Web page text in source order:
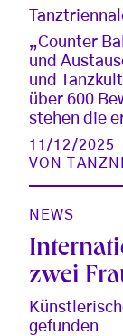
„Counter
und
und
über 600
stehen die
11/12/2025
VON
NEWS
zwei
gefunden